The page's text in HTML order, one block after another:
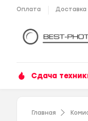
Оплата Доставка
Сдача
Главная